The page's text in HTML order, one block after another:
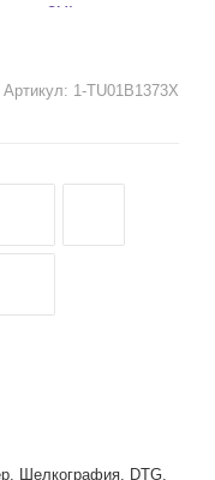
Артикул: 1-TU01B1373X
Шелкография, DTG,